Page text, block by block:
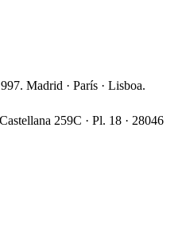
Madrid · París · Lisboa.
259C · Pl. 18 · 28046